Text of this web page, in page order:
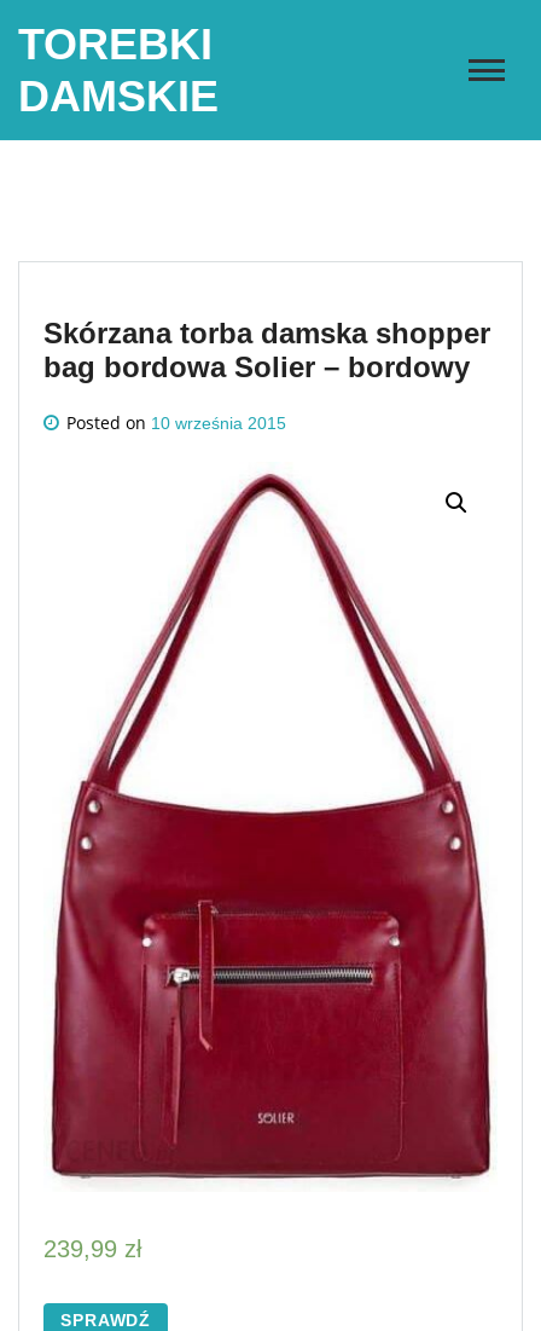
TOREBKI
DAMSKIE
Skórzana torba damska shopper
bag bordowa Solier – bordowy
Posted on 10 września 2015
239,99 zł
SPRAWDŹ